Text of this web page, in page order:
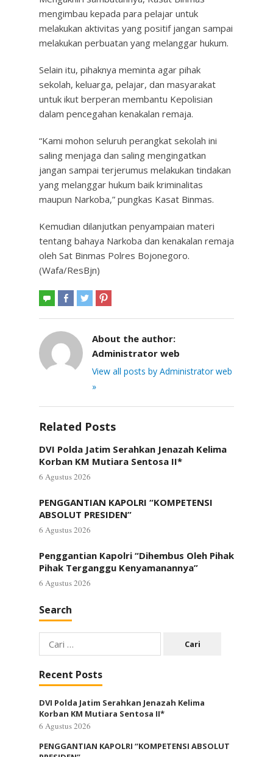
mengimbau kepada para pelajar untuk
melakukan aktivitas yang positif jangan sampai
melakukan perbuatan yang melanggar hukum.
Selain itu, pihaknya meminta agar pihak
sekolah, keluarga, pelajar, dan masyarakat
untuk ikut berperan membantu Kepolisian
dalam pencegahan kenakalan remaja.
“Kami mohon seluruh perangkat sekolah ini
saling menjaga dan saling mengingatkan
jangan sampai terjerumus melakukan tindakan
yang melanggar hukum baik kriminalitas
maupun Narkoba,” pungkas Kasat Binmas.
Kemudian dilanjutkan penyampaian materi
tentang bahaya Narkoba dan kenakalan remaja
oleh Sat Binmas Polres Bojonegoro.
(Wafa/ResBjn)
About the author:
Administrator web
View all posts by Administrator web
»
Related Posts
DVI Polda Jatim Serahkan Jenazah Kelima
Korban KM Mutiara Sentosa II*
6 Agustus 2026
PENGGANTIAN KAPOLRI “KOMPETENSI
ABSOLUT PRESIDEN”
6 Agustus 2026
Penggantian Kapolri “Dihembus Oleh Pihak
Pihak Terganggu Kenyamanannya”
6 Agustus 2026
Search
Cari
untuk:
Recent Posts
DVI Polda Jatim Serahkan Jenazah Kelima
Korban KM Mutiara Sentosa II*
6 Agustus 2026
PENGGANTIAN KAPOLRI “KOMPETENSI ABSOLUT